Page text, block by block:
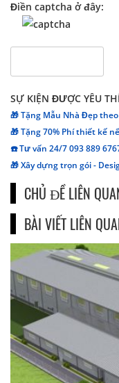
Điền captcha ở đây:
SỰ KIỆN ĐƯỢC YÊU
🎁 Tặng Mẫu Nhà Đẹp
🎁 Tặng 70% Phí thiết kế
☎️ Tư vấn 24/7 093 889
🎁 Xây dựng trọn gói -
CHỦ ĐỀ LIÊN
BÀI VIẾT LIÊN